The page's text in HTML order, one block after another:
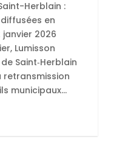
Herblain :
en
janvier 2026
Lumisson
Saint‑Herblain
municipaux...